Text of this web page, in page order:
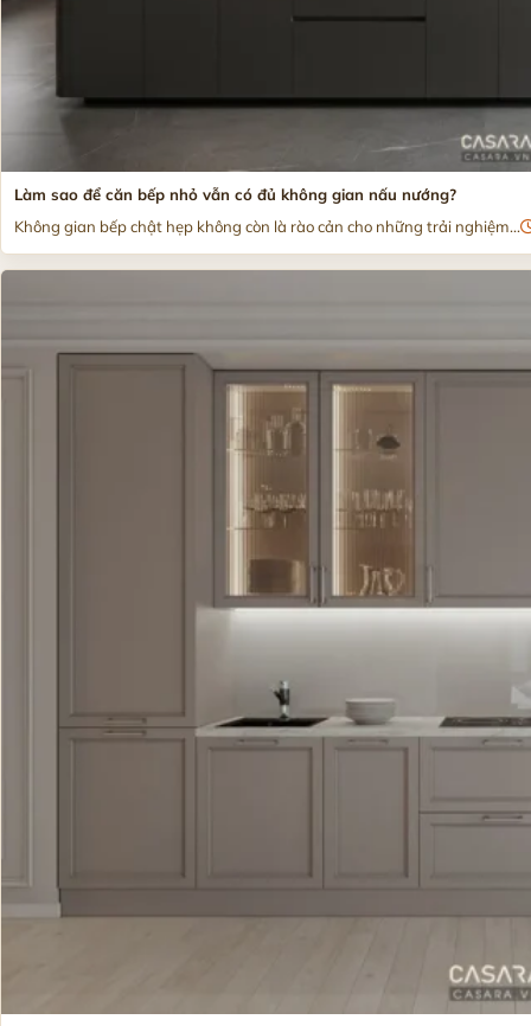
Làm sao để căn bếp nhỏ vẫn có đủ không gian nấu nướng?
Không gian bếp chật hẹp không còn là rào cản cho những trải nghiệm...